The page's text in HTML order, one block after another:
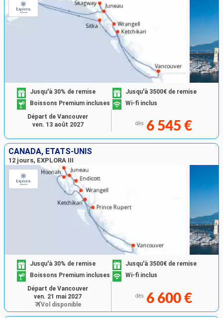
Jusqu'à 30% de remise
Jusqu'à 3500€ de remise
Boissons Premium incluses
Wi-fi inclus
dès 6 545 €
Départ de Vancouver
ven. 13 août 2027
CANADA, ÉTATS-UNIS
12 jours, EXPLORA III
Jusqu'à 30% de remise
Jusqu'à 3500€ de remise
Boissons Premium incluses
Wi-fi inclus
dès 6 600 €
Départ de Vancouver
ven. 21 mai 2027
Vol disponible